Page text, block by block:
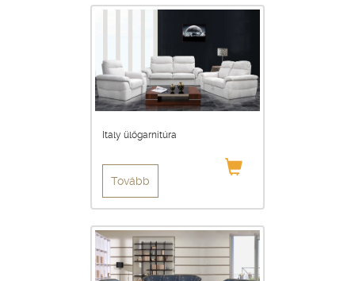
Italy ülőgarnitúra
Tovább